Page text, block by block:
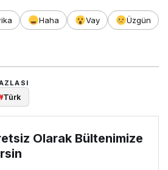
Haha Vay
Üzgün
Türk
Olarak Bültenimize